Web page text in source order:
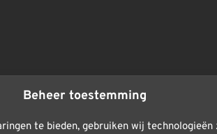
Beheer toestemming
te bieden, gebruiken wij technologieën